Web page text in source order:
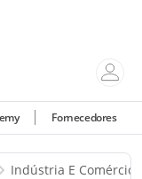
Fornecedores
Indústria E Comércio